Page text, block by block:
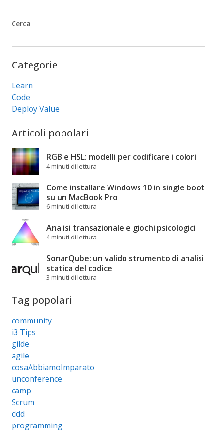
Cerca
Categorie
Learn
Code
Deploy Value
Articoli popolari
RGB e HSL: modelli per codificare i colori
4 minuti di lettura
Come installare Windows 10 in single boot
su un MacBook Pro
6 minuti di lettura
Analisi transazionale e giochi psicologici
4 minuti di lettura
SonarQube: un valido strumento di analisi
statica del codice
3 minuti di lettura
Tag popolari
community
i3 Tips
gilde
agile
cosaAbbiamoImparato
unconference
camp
Scrum
ddd
programming